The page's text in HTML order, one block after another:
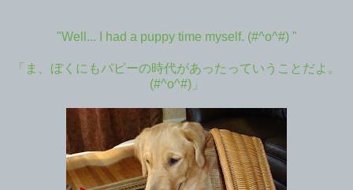
"Well... I had a puppy time myself. (#^o^#) "
「ま、ぼくにもパピーの時代があったっていうことだよ。
(#^o^#)」